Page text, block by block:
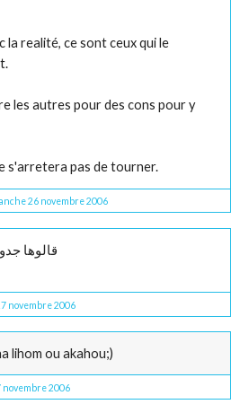
la realité, ce sont ceux qui le
les autres pour des cons pour y
s'arretera pas de tourner.
26 novembre 2006
قالوها
novembre 2006
lihom ou akahou;)
novembre 2006